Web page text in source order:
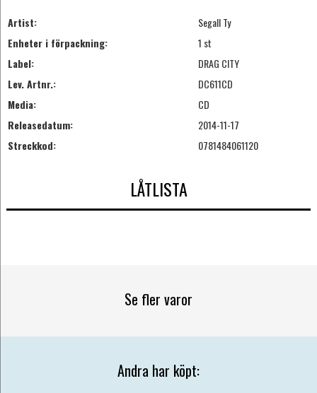
Artist:
Segall Ty
Enheter i förpackning:
1 st
Label:
DRAG CITY
Lev. Artnr.:
DC611CD
Media:
CD
Releasedatum:
2014-11-17
Streckkod:
0781484061120
LÅTLISTA
Se fler varor
Andra har köpt: